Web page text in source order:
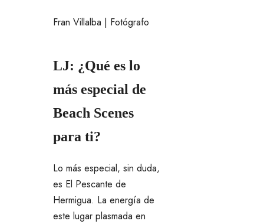
Fran Villalba | Fotógrafo
LJ: ¿Qué es lo
más especial de
Beach Scenes
para ti?
Lo más especial, sin duda,
es El Pescante de
Hermigua. La energía de
este lugar plasmada en